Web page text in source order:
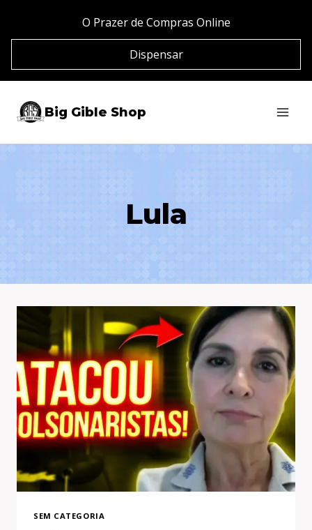
Conteúdo
O Prazer de Compras Online
Dispensar
Big Gible Shop
Lula
SEM CATEGORIA